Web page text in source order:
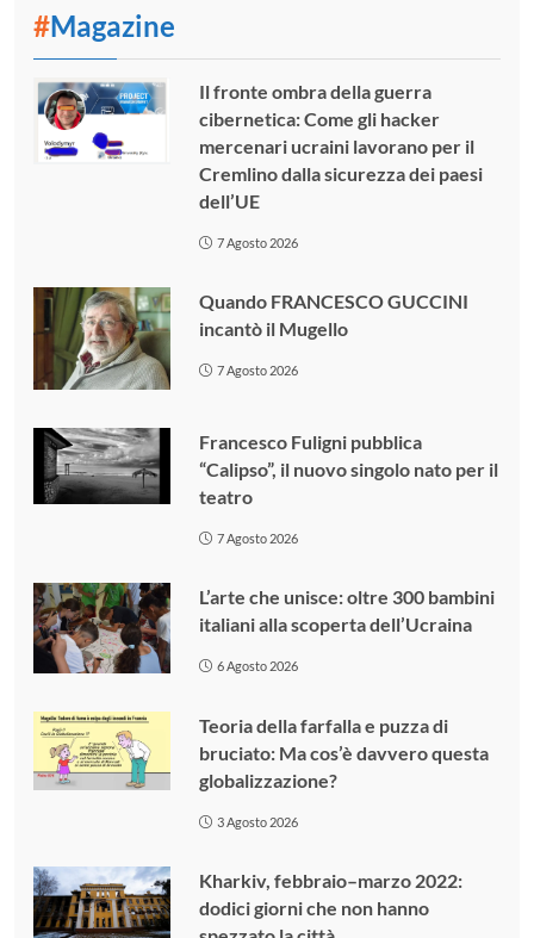
#Magazine
Il fronte ombra della guerra
cibernetica: Come gli hacker
mercenari ucraini lavorano per il
Cremlino dalla sicurezza dei paesi
dell’UE
7 Agosto 2026
Quando FRANCESCO GUCCINI
incantò il Mugello
7 Agosto 2026
Francesco Fuligni pubblica
“Calipso”, il nuovo singolo nato per il
teatro
7 Agosto 2026
L’arte che unisce: oltre 300 bambini
italiani alla scoperta dell’Ucraina
6 Agosto 2026
Teoria della farfalla e puzza di
bruciato: Ma cos’è davvero questa
globalizzazione?
3 Agosto 2026
Kharkiv, febbraio–marzo 2022:
dodici giorni che non hanno